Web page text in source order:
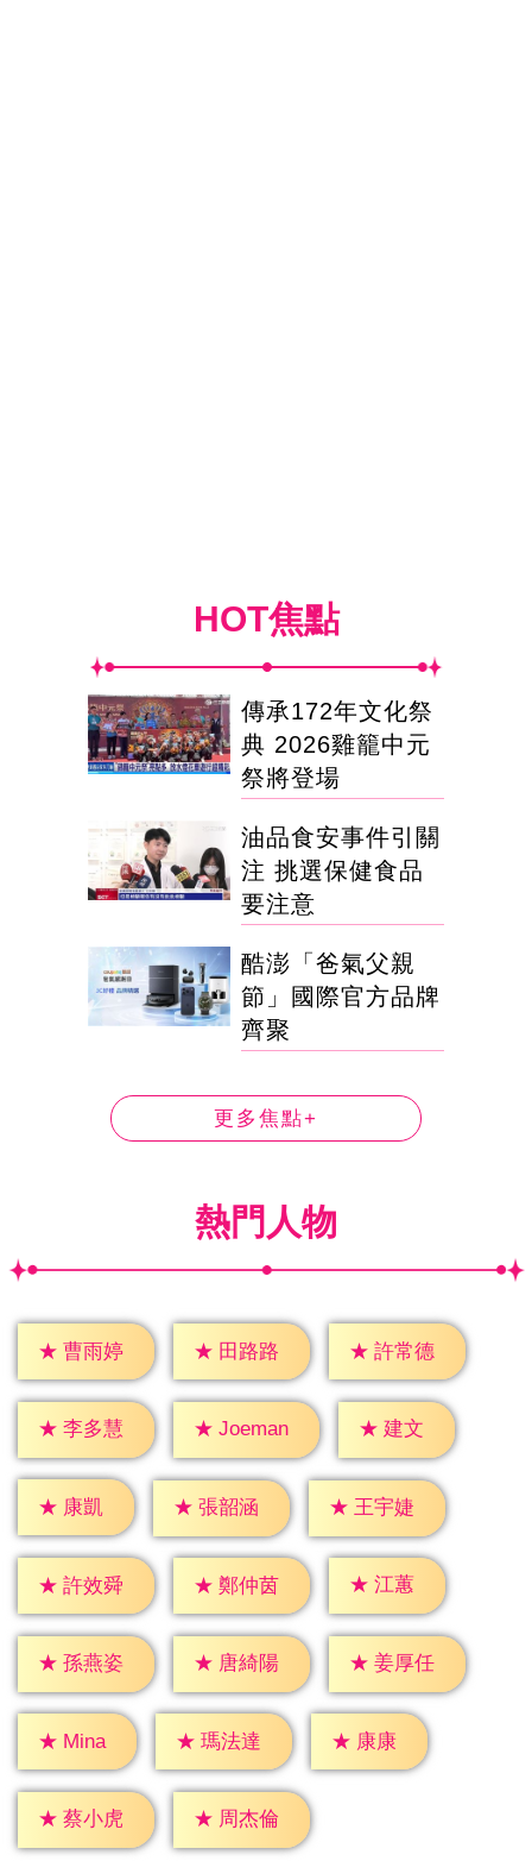
HOT焦點
傳承172年文化祭
典 2026雞籠中元
祭將登場
油品食安事件引關
注 挑選保健食品
要注意
酷澎「爸氣父親
節」國際官方品牌
齊聚
更多焦點+
熱門人物
★ 曹雨婷 ★ 田路路 ★ 許常德
★ 李多慧 ★ Joeman ★ 建文
★ 康凱 ★ 張韶涵 ★ 王宇婕
★ 許效舜 ★ 鄭仲茵 ★ 江蕙
★ 孫燕姿 ★ 唐綺陽 ★ 姜厚任
★ Mina ★ 瑪法達 ★ 康康
★ 蔡小虎 ★ 周杰倫